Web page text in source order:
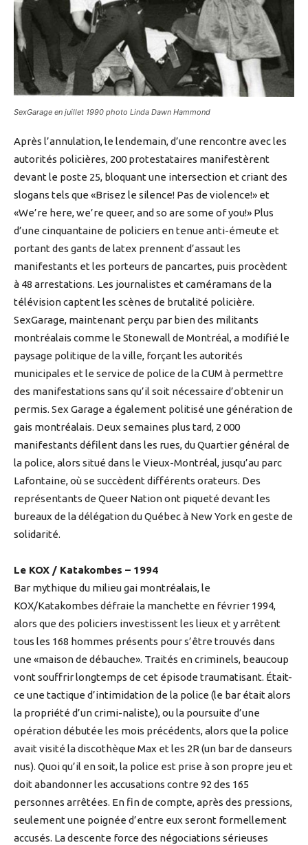
SexGarage en juillet 1990 photo Linda Dawn Hammond
Après l’annulation, le lendemain, d’une rencontre avec les
autorités policières, 200 protestataires manifestèrent
devant le poste 25, bloquant une intersection et criant des
slogans tels que «Brisez le silence! Pas de violence!» et
«We’re here, we’re queer, and so are some of you!» Plus
d’une cinquantaine de policiers en tenue anti-émeute et
portant des gants de latex prennent d’assaut les
manifestants et les porteurs de pancartes, puis procèdent
à 48 arrestations. Les journalistes et caméramans de la
télévision captent les scènes de brutalité policière.
SexGarage, maintenant perçu par bien des militants
montréalais comme le Stonewall de Montréal, a modifié le
paysage politique de la ville, forçant les autorités
municipales et le service de police de la CUM à permettre
des manifestations sans qu’il soit nécessaire d’obtenir un
permis. Sex Garage a également politisé une génération de
gais montréalais. Deux semaines plus tard, 2 000
manifestants défilent dans les rues, du Quartier général de
la police, alors situé dans le Vieux-Montréal, jusqu’au parc
Lafontaine, où se succèdent différents orateurs. Des
représentants de Queer Nation ont piqueté devant les
bureaux de la délégation du Québec à New York en geste de
solidarité.
Le KOX / Katakombes – 1994
Bar mythique du milieu gai montréalais, le
KOX/Katakombes défraie la manchette en février 1994,
alors que des policiers investissent les lieux et y arrêtent
tous les 168 hommes présents pour s’être trouvés dans
une «maison de débauche». Traités en criminels, beaucoup
vont souffrir longtemps de cet épisode traumatisant. Était-
ce une tactique d’intimidation de la police (le bar était alors
la propriété d’un crimi-naliste), ou la poursuite d’une
opération débutée les mois précédents, alors que la police
avait visité la discothèque Max et les 2R (un bar de danseurs
nus). Quoi qu’il en soit, la police est prise à son propre jeu et
doit abandonner les accusations contre 92 des 165
personnes arrêtées. En fin de compte, après des pressions,
seulement une poignée d’entre eux seront formellement
accusés. La descente force des négociations sérieuses